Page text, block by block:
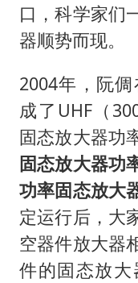
口，科学家们
器顺势而现。
2004年，阮
成了UHF（
固态放大器功
固态放大器功
功率固态放大
定运行后，大
空器件放大器
件的固态放